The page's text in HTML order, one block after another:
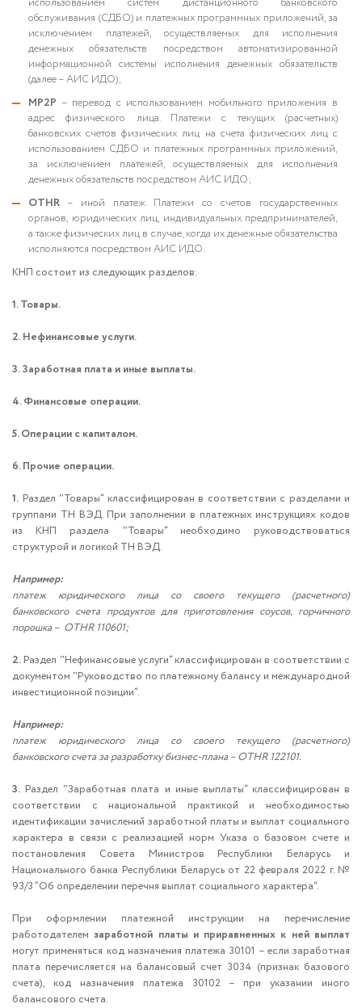
обслуживания (СДБО) и платежных программных приложений, за
исключением платежей, осуществляемых для исполнения
денежных обязательств посредством автоматизированной
информационной системы исполнения денежных обязательств
(далее – АИС ИДО);
MP2P – перевод с использованием мобильного приложения в
адрес физического лица. Платежи с текущих (расчетных)
банковских счетов физических лиц на счета физических лиц с
использованием СДБО и платежных программных приложений,
за исключением платежей, осуществляемых для исполнения
денежных обязательств посредством АИС ИДО;
OTHR – иной платеж. Платежи со счетов государственных
органов, юридических лиц, индивидуальных предпринимателей,
а также физических лиц в случае, когда их денежные обязательства
исполняются посредством АИС ИДО.
КНП состоит из следующих разделов:
1. Товары.
2. Нефинансовые услуги.
3. Заработная плата и иные выплаты.
4. Финансовые операции.
5. Операции с капиталом.
6. Прочие операции.
1. Раздел ˮТовары“ классифицирован в соответствии с разделами и
группами ТН ВЭД. При заполнении в платежных инструкциях кодов
из КНП раздела ˮТовары“ необходимо руководствоваться
структурой и логикой ТН ВЭД.
Например:
платеж юридического лица со своего текущего (расчетного)
банковского счета продуктов для приготовления соусов, горчичного
порошка – OTHR 110601;
2. Раздел ˮНефинансовые услуги“ классифицирован в соответствии с
документом ˮРуководство по платежному балансу и международной
инвестиционной позиции“.
Например:
платеж юридического лица со своего текущего (расчетного)
банковского счета за разработку бизнес-плана – OTHR 122101.
3. Раздел ˮЗаработная плата и иные выплаты“ классифицирован в
соответствии с национальной практикой и необходимостью
идентификации зачислений заработной платы и выплат социального
характера в связи с реализацией норм Указа о базовом счете и
постановления Совета Министров Республики Беларусь и
Национального банка Республики Беларусь от 22 февраля 2022 г. №
93/3 ”Об определении перечня выплат социального характера“.
При оформлении платежной инструкции на перечисление
работодателемзаработной платы и приравненных к ней выплат
могут применяться код назначения платежа 30101 – если заработная
плата перечисляется на балансовый счет 3034 (признак базового
счета), код назначения платежа 30102 – при указании иного
балансового счета.